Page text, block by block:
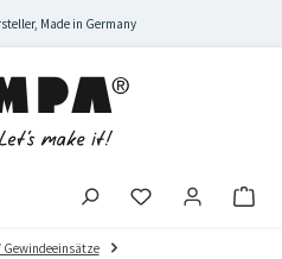
Made in Germany
Gewindeeinsätze